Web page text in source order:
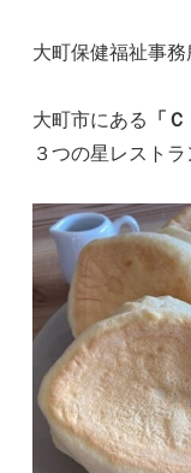
大町保健福祉事
大町市にある 「
３つの星レスト